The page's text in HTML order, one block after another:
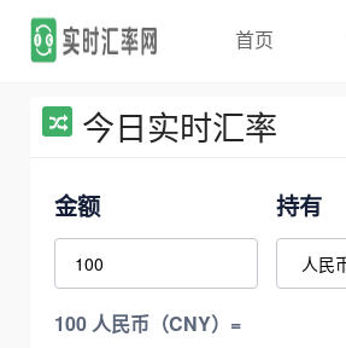
首页
今日实时汇率
金额 持有
100 人民币（CNY）=